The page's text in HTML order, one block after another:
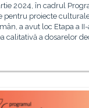
2024, în cadrul
pentru proiecte
a avut loc Etapa a II-
calitativă a dosarelor